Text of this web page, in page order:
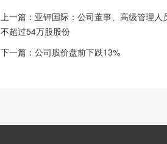
上一篇： 亚钾国际：公司董事、高级管理人
不超过54万股股份
下一篇： 公司股价盘前下跌13%